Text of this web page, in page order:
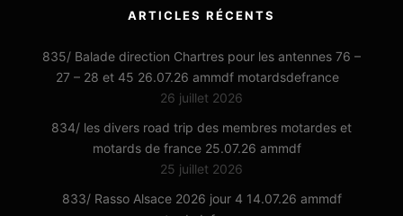
ARTICLES RÉCENTS
835/ Balade direction Chartres pour les antennes 76 –
27 – 28 et 45 26.07.26 ammdf motardsdefrance
26 juillet 2026
834/ les divers road trip des membres motardes et
motards de france 25.07.26 ammdf
25 juillet 2026
833/ Rasso Alsace 2026 jour 4 14.07.26 ammdf